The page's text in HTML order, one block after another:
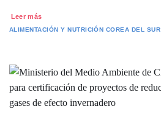
Leer más
ALIMENTACIÓN Y NUTRICIÓN COREA DEL SUR